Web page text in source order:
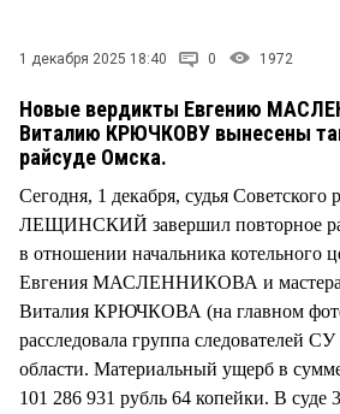
1 декабря 2025 18:40 0 1972
Новые вердикты Евгению
Виталию КРЮЧКОВУ вынесены
райсуде Омска.
Сегодня, 1 декабря, судья Советского
ЛЕЩИНСКИЙ завершил повторное
в отношении начальника
Евгения МАСЛЕННИКОВА и
Виталия КРЮЧКОВА (на главном
расследовала группа следователей
области. Материальный ущерб в
101 286 931 рубль 64 копейки. В суде